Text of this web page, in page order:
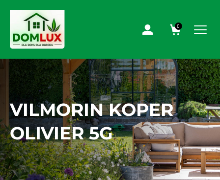
0
VILMORIN KOPER
OLIVIER 5G